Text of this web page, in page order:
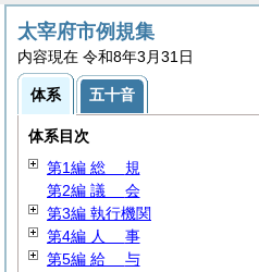
太宰府市例規集
内容現在 令和8年3月31日
体系 五十音
体系目次
第1編 総 規
第2編 議 会
第3編 執行機関
第4編 人 事
第5編 給 与